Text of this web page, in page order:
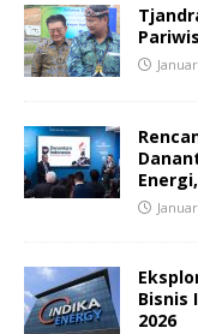
Bisnis
2026